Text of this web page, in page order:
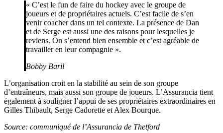
« C’est le fun de faire du hockey avec le groupe de
joueurs et de propriétaires actuels. C’est facile de s’en
venir coacher dans un tel contexte. La présence de Dan
et de Serge est aussi une des raisons pour lesquelles je
reviens. On s’entend bien ensemble et c’est agréable de
travailler en leur compagnie ».
Bobby Baril
L’organisation croit en la stabilité au sein de son groupe
d’entraîneurs, mais aussi son groupe de joueurs. L’Assurancia tient
également à souligner l’appui de ses propriétaires extraordinaires en
Gilles Thibault, Serge Cadorette et Alex Bourque.
Source: communiqué de l’Assurancia de Thetford